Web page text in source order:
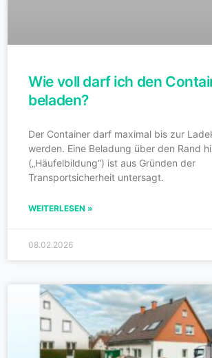
Wie voll darf ich den
beladen?
Der Container darf maximal bis zur
werden. Eine Beladung über den Rand
(„Häufelbildung“) ist aus Gründen der
Transportsicherheit untersagt.
WEITERLESEN »
08.02.2026